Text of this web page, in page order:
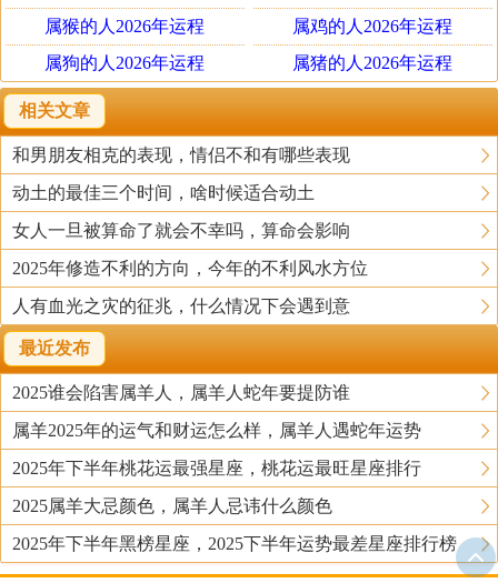
属猴的人2026年运程
属鸡的人2026年运程
属狗的人2026年运程
属猪的人2026年运程
相关文章
和男朋友相克的表现，情侣不和有哪些表现
动土的最佳三个时间，啥时候适合动土
女人一旦被算命了就会不幸吗，算命会影响
2025年修造不利的方向，今年的不利风水方位
人有血光之灾的征兆，什么情况下会遇到意
最近发布
2025谁会陷害属羊人，属羊人蛇年要提防谁
属羊2025年的运气和财运怎么样，属羊人遇蛇年运势
2025年下半年桃花运最强星座，桃花运最旺星座排行
2025属羊大忌颜色，属羊人忌讳什么颜色
2025年下半年黑榜星座，2025下半年运势最差星座排行榜